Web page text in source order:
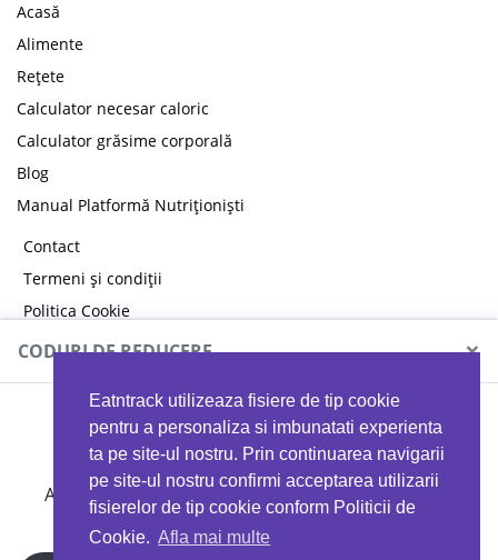
Eatntrack utilizeaza fisiere de tip cookie
pentru a personaliza si imbunatati experienta
ta pe site-ul nostru. Prin continuarea navigarii
pe site-ul nostru confirmi acceptarea utilizarii
fisierelor de tip cookie conform Politicii de
Cookie. Afla mai multe
Acasă
Alimente
Rețete
Calculator necesar caloric
Calculator grăsime corporală
Blog
Manual Platformă Nutriționiști
Contact
Termeni și condiții
Politica Cookie
Politica de confidențialitate
CODURI DE REDUCERE ×
MYPROTEIN
Ai 40%reducere la orice comandă folosind codul
EATTRACK